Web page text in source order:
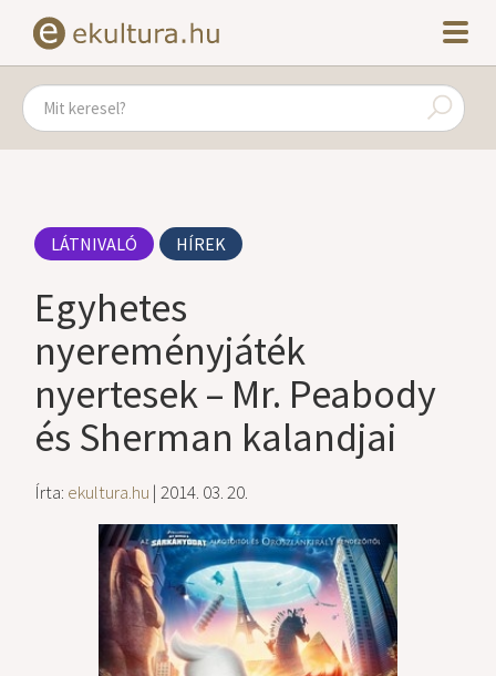
LÁTNIVALÓ HÍREK
Egyhetes
nyereményjáték
nyertesek – Mr. Peabody
és Sherman kalandjai
Írta: ekultura.hu | 2014. 03. 20.